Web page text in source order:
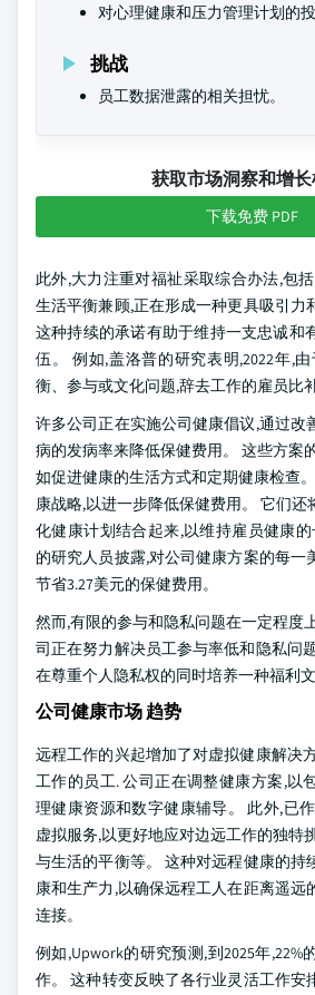
对心理健康和压力管理计划的投
挑战
员工数据泄露的相关担忧。
获取市场洞察和增
下载免费 PDF
此外,大力注重对福祉采取综合办法,包
生活平衡兼顾,正在形成一种更具吸引力
这种持续的承诺有助于维持一支忠诚和
伍。 例如,盖洛普的研究表明,2022年,
衡、参与或文化问题,辞去工作的雇员比
许多公司正在实施公司健康倡议,通过改
病的发病率来降低保健费用。 这些方案
如促进健康的生活方式和定期健康检查
康战略,以进一步降低保健费用。 它们还
化健康计划结合起来,以维持雇员健康
的研究人员披露,对公司健康方案的每一
节省3.27美元的保健费用。
然而,有限的参与和隐私问题在一定程度
司正在努力解决员工参与率低和隐私问
在尊重个人隐私权的同时培养一种福利文
公司健康市场 趋势
远程工作的兴起增加了对虚拟健康解决
工作的员工. 公司正在调整健康方案,以
理健康资源和数字健康辅导。 此外,已
虚拟服务,以更好地应对边远工作的独特
与生活的平衡等。 这种对远程健康的持
康和生产力,以确保远程工人在距离遥远
连接。
例如,Upwork的研究预测,到2025年,22%
作。 这种转变反映了各行业灵活工作安